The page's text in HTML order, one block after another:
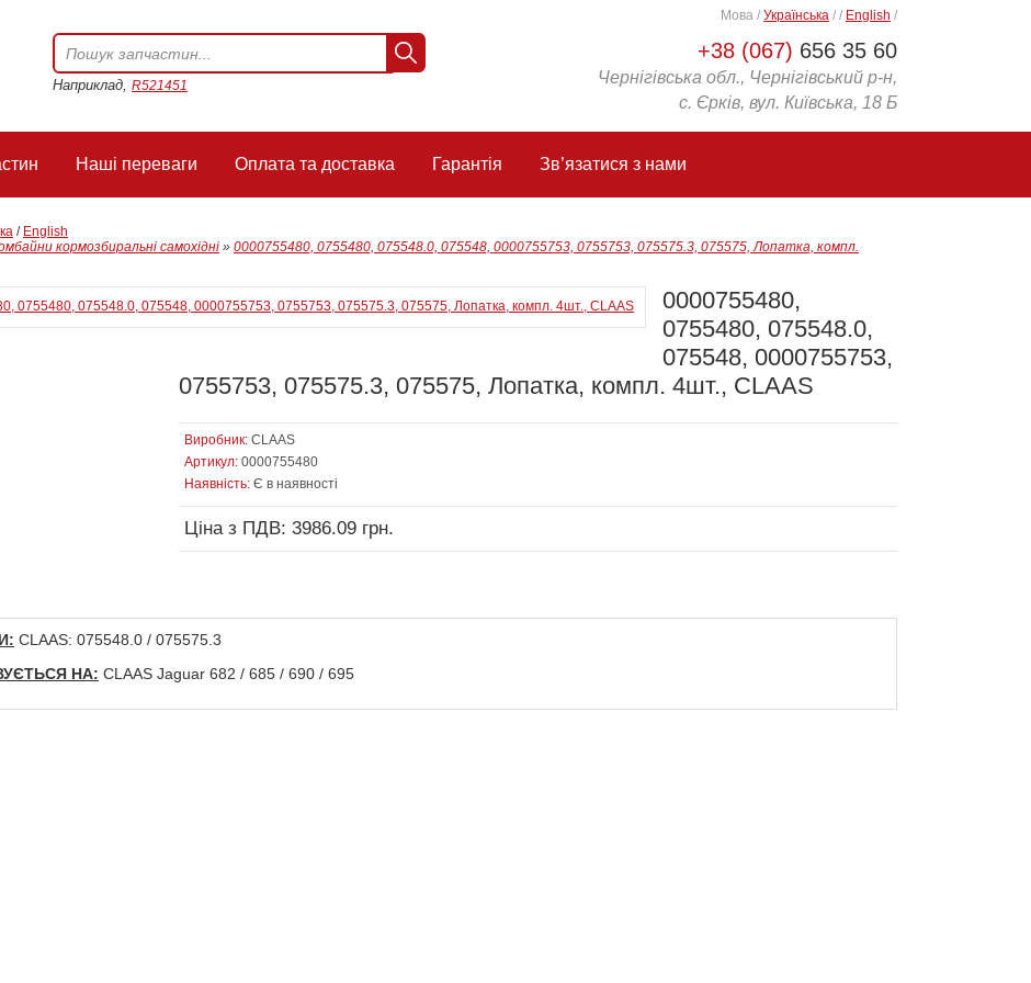
+38 (067) 656 35 60
Чернігівська обл., Чернігівський р-н,
с. Єрків, вул. Київська, 18 Б
Мова / Українська / / English /
Наприклад, R521451
Наші переваги Оплата та доставка Гарантія Зв’язатися з нами
/ English
кормозбиральні самохідні » 0000755480, 0755480, 075548.0, 075548, 0000755753, 0755753, 075575.3, 075575, Лопатка, компл.
0000755480,
0755480, 075548.0,
075548, 0000755753,
0755753, 075575.3, 075575, Лопатка, компл. 4шт., CLAAS
Виробник: CLAAS
Артикул: 0000755480
Наявність: Є в наявності
Ціна з ПДВ: 3986.09 грн.
CLAAS: 075548.0 / 075575.3
НА: CLAAS Jaguar 682 / 685 / 690 / 695